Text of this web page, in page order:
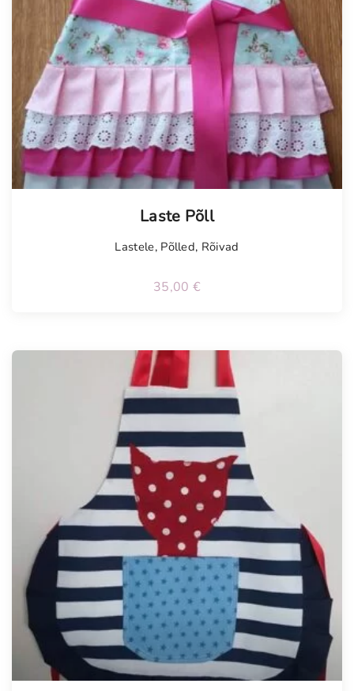
Laste Põll
Lastele, Põlled, Rõivad
35,00 €